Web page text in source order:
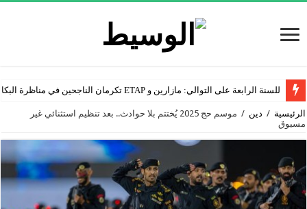
للسنة الرابعة على التوالي: مازارين و ETAP تكرمان الناجحين في مناظرة البكالوريا
الرئيسية / دين /
موسم حج 2025 يُختتم بلا حوادث.. بعد تنظيم استثنائي غير
مسبوق